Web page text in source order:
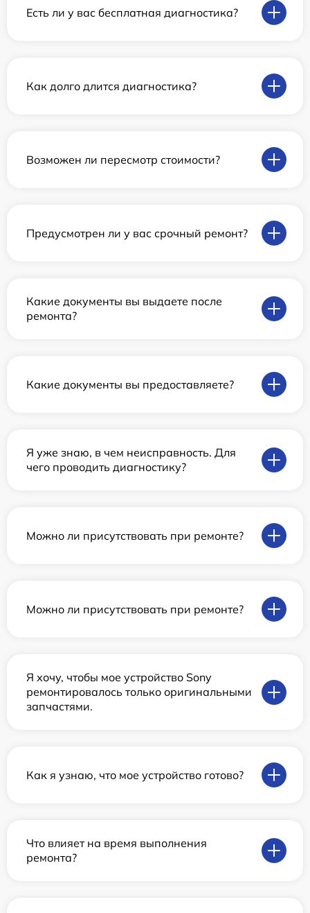
Есть ли у вас бесплатная диагностика?
Как долго длится диагностика?
Возможен ли пересмотр стоимости?
Предусмотрен ли у вас срочный ремонт?
Какие документы вы выдаете после
ремонта?
Какие документы вы предоставляете?
Я уже знаю, в чем неисправность. Для
чего проводить диагностику?
Можно ли присутствовать при ремонте?
Можно ли присутствовать при ремонте?
Я хочу, чтобы мое устройство Sony
ремонтировалось только оригинальными
запчастями.
Как я узнаю, что мое устройство готово?
Что влияет на время выполнения
ремонта?